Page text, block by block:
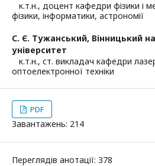
к.т.н., доцент кафедри фізики і
фізики, інформатики, астрономії
С. Є. Тужанський, Вінницький
університет
к.т.н., ст. викладач кафедри
оптоелектронної техніки
PDF
Завантажень: 214
Переглядів анотації: 378